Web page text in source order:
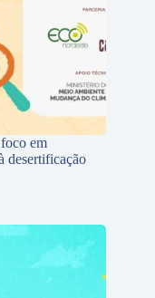
em
desertificação